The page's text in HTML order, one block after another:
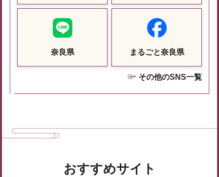
奈良県 まるごと奈良県
その他のSNS一覧
おすすめサイト